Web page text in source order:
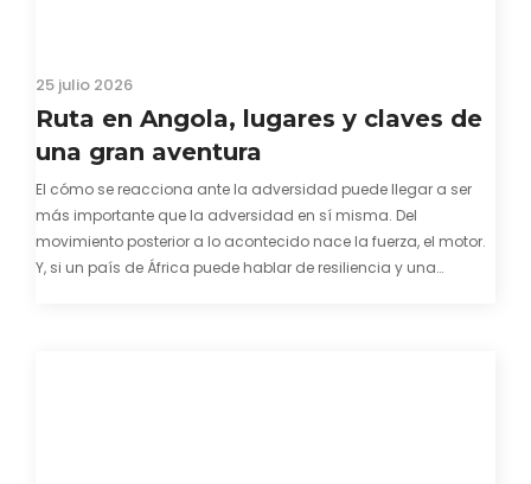
25 julio 2026
Ruta en Angola, lugares y claves de
una gran aventura
El cómo se reacciona ante la adversidad puede llegar a ser
más importante que la adversidad en sí misma. Del
movimiento posterior a lo acontecido nace la fuerza, el motor.
Y, si un país de África puede hablar de resiliencia y una